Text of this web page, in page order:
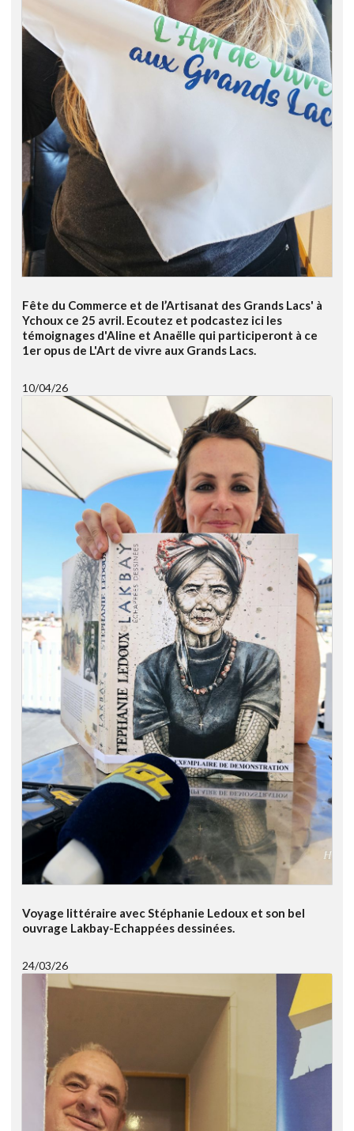
Fête du Commerce et de l’Artisanat des Grands Lacs' à
Ychoux ce 25 avril. Ecoutez et podcastez ici les
témoignages d'Aline et Anaëlle qui participeront à ce
1er opus de L'Art de vivre aux Grands Lacs.
10/04/26
Voyage littéraire avec Stéphanie Ledoux et son bel
ouvrage Lakbay-Echappées dessinées.
24/03/26